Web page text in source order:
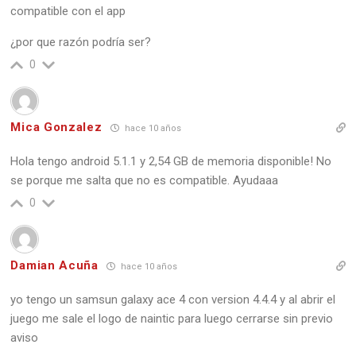
compatible con el app
¿por que razón podría ser?
0
Mica Gonzalez hace 10 años
Hola tengo android 5.1.1 y 2,54 GB de memoria disponible! No
se porque me salta que no es compatible. Ayudaaa
0
Damian Acuña hace 10 años
yo tengo un samsun galaxy ace 4 con version 4.4.4 y al abrir el
juego me sale el logo de naintic para luego cerrarse sin previo
aviso